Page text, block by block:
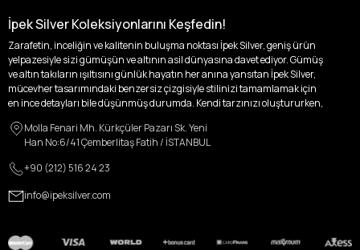
İpek Silver Koleksiyonlarını Keşfedin!
Zarafetin, inceliğin ve kalitenin buluşma noktası İpek Silver, geniş ürün
yelpazesiyle sizi gümüşün ve altının asil dünyasına davet ediyor. Gümüş
ve altın takıların ışıltısını günlük hayatın her anına yansıtan İpek Silver,
mücevher tasarımındaki benzersiz çizgisiyle stilinizi tamamlamak için
en ince detayları bile düşünmüş durumda. Kendi tarzınızı oluştururken,
özgünlüğünüzü ön plana çıkaracak tasarımlarımızla tanışın.
İpek Silver’da her bir parça, sizin benzersiz hikayenizi anlatıyor. İster
kendinizi ifade etmek için özel bir parça arayışında olun, ister
sevdiklerinize unutulmaz bir hediye vermek isteyin, her zevke ve her anı
ölümsüzleştirecek anlara uygun seçeneklerimizle yanınızdayız.
Molla Fenari Mh. Kürkçüler Pazarı Sk. Yeni
Han No:6/41 Çemberlitaş Fatih / İSTANBUL
+90 (212) 516 24 23
info@ipeksilver.com